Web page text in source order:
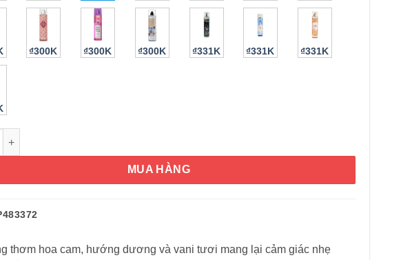
HÌNH THẬT
₫300K ₫300K ₫300K ₫331K ₫331K ₫331K
Bath & Body Works Golden Sunflower Fine Fragrance Mist 236ml số lượng
MUA HÀNG
thơm hoa cam, hướng dương và vani tươi mang lại cảm giác nhẹ